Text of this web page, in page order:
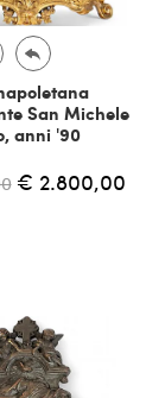
San Michele
anni '90
€ 2.800,00